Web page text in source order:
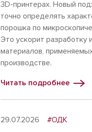
3D-принтерах. Новый
точно определять
порошка по
Это ускорит разработку
материалов,
производстве.
Читать подробнее
29.07.2026 #ОДК